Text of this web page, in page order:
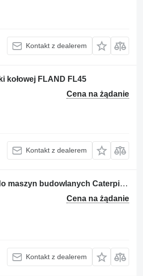
Kontakt z dealerem
kołowej FLAND FL45
Cena na żądanie
Kontakt z dealerem
Flansza wału napędowego ; 1666760 Caterpillar 166-6760 do maszyn budowlanych Caterpillar
Cena na żądanie
Kontakt z dealerem